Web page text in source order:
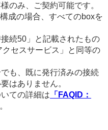
のみ、ご契約可能です。
成の場合、すべてのboxを
続50」と記載されたもの
セスサービス」と同等の
も、既に発行済みの接続
はありません。
ての詳細は 「FAQID：